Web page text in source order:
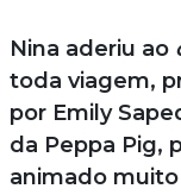
Nina aderiu ao
toda viagem,
por Emily
da Peppa Pig,
animado